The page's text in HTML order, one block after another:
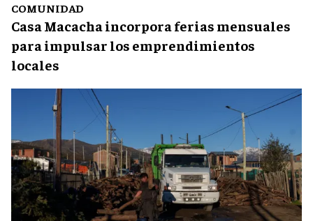
COMUNIDAD
Casa Macacha incorpora ferias mensuales
para impulsar los emprendimientos
locales